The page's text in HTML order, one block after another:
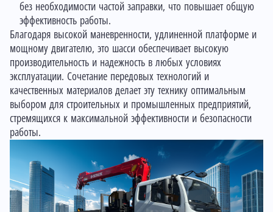
без необходимости частой заправки, что повышает общую
эффективность работы.
Благодаря высокой маневренности, удлиненной платформе и
мощному двигателю, это шасси обеспечивает высокую
производительность и надежность в любых условиях
эксплуатации. Сочетание передовых технологий и
качественных материалов делает эту технику оптимальным
выбором для строительных и промышленных предприятий,
стремящихся к максимальной эффективности и безопасности
работы.